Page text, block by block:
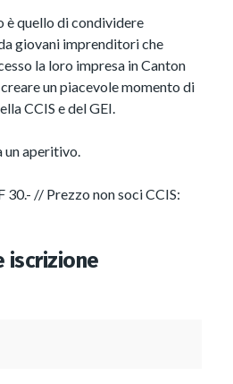
quello di condividere
giovani imprenditori che
la loro impresa in Canton
un piacevole momento di
CCIS e del GEI.
un aperitivo.
30.- // Prezzo non soci CCIS:
iscrizione